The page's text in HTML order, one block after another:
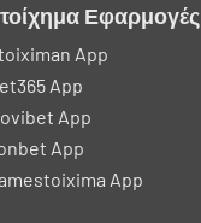
Εφαρμογές
App
App
App
App
App